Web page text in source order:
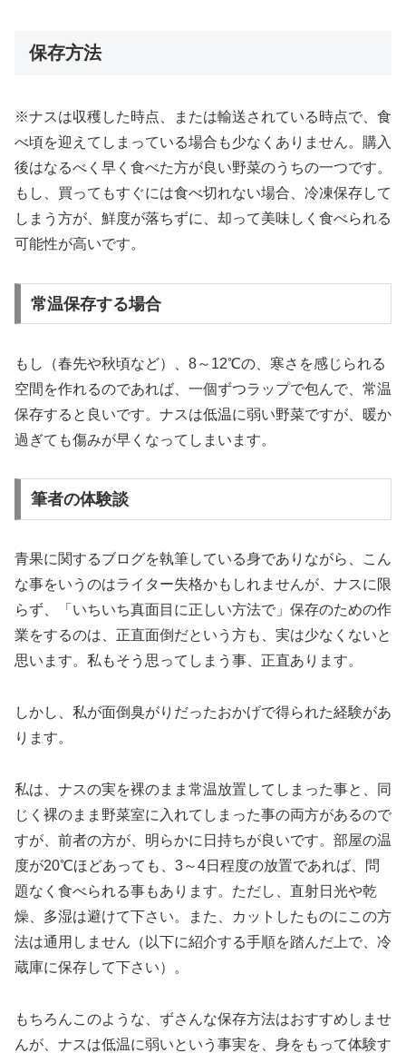
保存方法
※ナスは収穫した時点、または輸送されている時点で、食
べ頃を迎えてしまっている場合も少なくありません。購入
後はなるべく早く食べた方が良い野菜のうちの一つです。
もし、買ってもすぐには食べ切れない場合、冷凍保存して
しまう方が、鮮度が落ちずに、却って美味しく食べられる
可能性が高いです。
常温保存する場合
もし（春先や秋頃など）、8～12℃の、寒さを感じられる
空間を作れるのであれば、一個ずつラップで包んで、常温
保存すると良いです。ナスは低温に弱い野菜ですが、暖か
過ぎても傷みが早くなってしまいます。
筆者の体験談
青果に関するブログを執筆している身でありながら、こん
な事をいうのはライター失格かもしれませんが、ナスに限
らず、「いちいち真面目に正しい方法で」保存のための作
業をするのは、正直面倒だという方も、実は少なくないと
思います。私もそう思ってしまう事、正直あります。
しかし、私が面倒臭がりだったおかげで得られた経験があ
ります。
私は、ナスの実を裸のまま常温放置してしまった事と、同
じく裸のまま野菜室に入れてしまった事の両方があるので
すが、前者の方が、明らかに日持ちが良いです。部屋の温
度が20℃ほどあっても、3～4日程度の放置であれば、問
題なく食べられる事もあります。ただし、直射日光や乾
燥、多湿は避けて下さい。また、カットしたものにこの方
法は通用しません（以下に紹介する手順を踏んだ上で、冷
蔵庫に保存して下さい）。
もちろんこのような、ずさんな保存方法はおすすめしませ
んが、ナスは低温に弱いという事実を、身をもって体験す